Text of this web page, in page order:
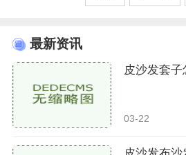
最新资讯
皮沙发套子
03-22